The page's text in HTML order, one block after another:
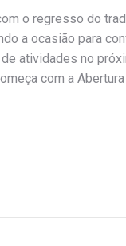
o regresso do
a ocasião para
atividades no
com a